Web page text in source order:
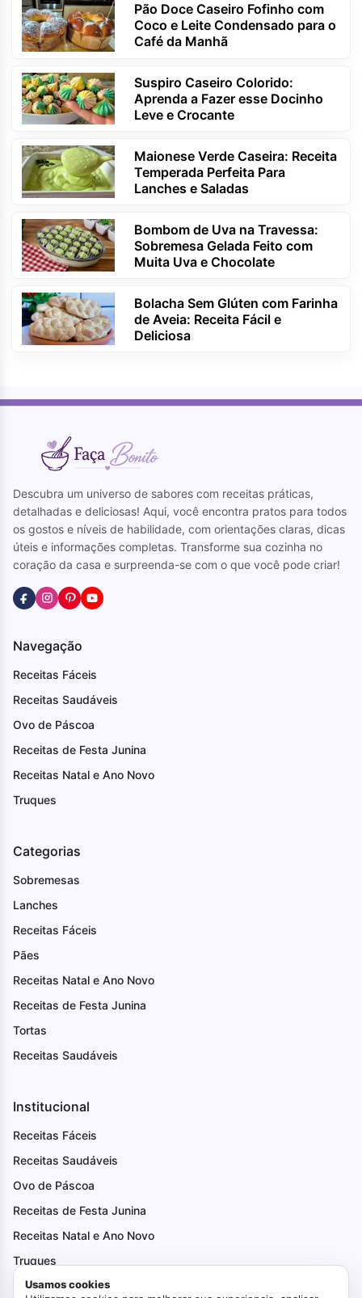
Pão Doce Caseiro Fofinho com
Coco e Leite Condensado para o
Café da Manhã
Suspiro Caseiro Colorido:
Aprenda a Fazer esse Docinho
Leve e Crocante
Maionese Verde Caseira: Receita
Temperada Perfeita Para
Lanches e Saladas
Bombom de Uva na Travessa:
Sobremesa Gelada Feito com
Muita Uva e Chocolate
Bolacha Sem Glúten com Farinha
de Aveia: Receita Fácil e
Deliciosa
Descubra um universo de sabores com receitas práticas,
detalhadas e deliciosas! Aqui, você encontra pratos para todos
os gostos e níveis de habilidade, com orientações claras, dicas
úteis e informações completas. Transforme sua cozinha no
coração da casa e surpreenda-se com o que você pode criar!
Navegação
Receitas Fáceis
Receitas Saudáveis
Ovo de Páscoa
Receitas de Festa Junina
Receitas Natal e Ano Novo
Truques
Categorias
Sobremesas
Lanches
Receitas Fáceis
Pães
Receitas Natal e Ano Novo
Receitas de Festa Junina
Tortas
Receitas Saudáveis
Institucional
Receitas Fáceis
Receitas Saudáveis
Ovo de Páscoa
Receitas de Festa Junina
Receitas Natal e Ano Novo
Truques
Usamos cookies